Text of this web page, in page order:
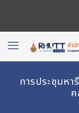
การประชุมห